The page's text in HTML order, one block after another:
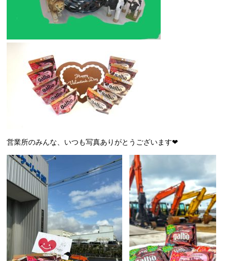
営業所のみんな、いつも写真ありがとうございます❤